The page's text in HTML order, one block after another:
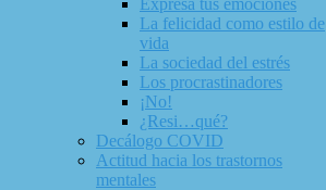
Expresa tus emociones
La felicidad como estilo de
vida
La sociedad del estrés
Los procrastinadores
¡No!
¿Resi…qué?
Decálogo COVID
Actitud hacia los trastornos
mentales